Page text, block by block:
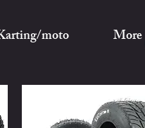
moto More